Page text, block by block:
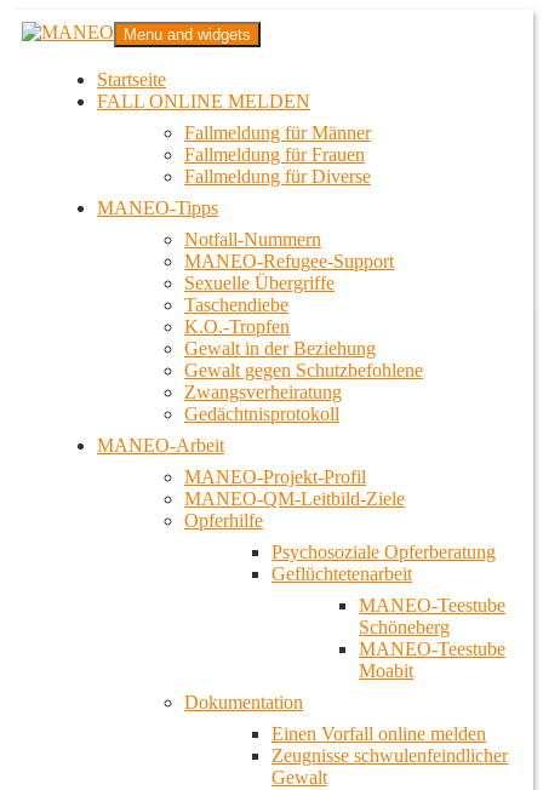
Zum
InhaltMANEO
Das schwule Anti-Gewalt-Projekt in Berlin
Menu and widgets
Startseite
FALL ONLINE MELDEN
Fallmeldung für Männer
Fallmeldung für Frauen
Fallmeldung für Diverse
MANEO-Tipps
Notfall-Nummern
MANEO-Refugee-Support
Sexuelle Übergriffe
Taschendiebe
K.O.-Tropfen
Gewalt in der Beziehung
Gewalt gegen Schutzbefohlene
Zwangsverheiratung
Gedächtnisprotokoll
MANEO-Arbeit
MANEO-Projekt-Profil
MANEO-QM-Leitbild-Ziele
Opferhilfe
Psychosoziale Opferberatung
Geflüchtetenarbeit
MANEO-Teestube
Schöneberg
MANEO-Teestube
Moabit
Dokumentation
Einen Vorfall online melden
Zeugnisse schwulenfeindlicher
Gewalt